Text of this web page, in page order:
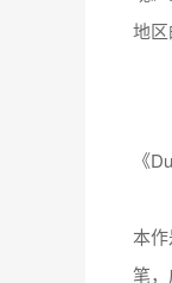
地
《
本
笔